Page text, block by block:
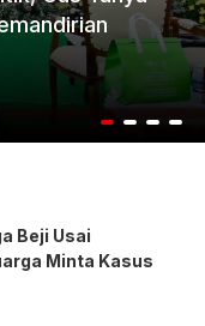
Beji Usai
Minta Kasus